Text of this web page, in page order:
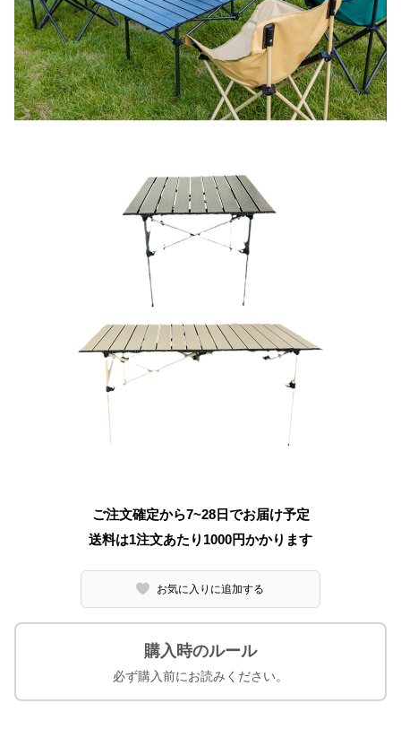
ご注文確定から7~28日でお届け予定
送料は1注文あたり 1000円かかります
お気に入りに追加する
購入時のルール
必ず購入前にお読みください。